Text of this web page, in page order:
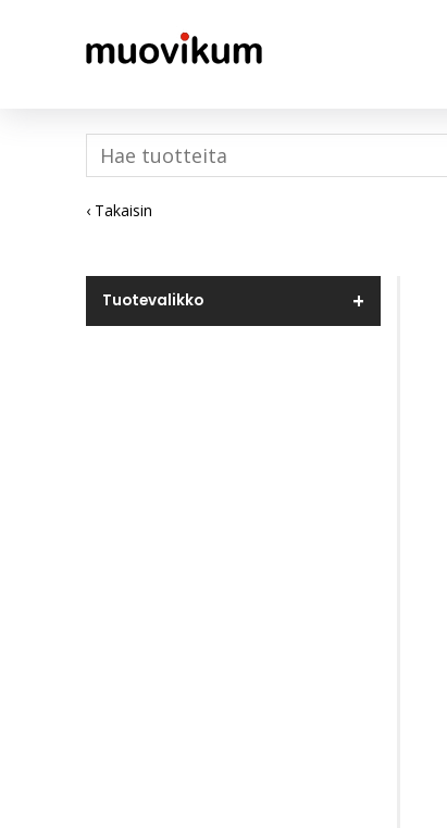
‹ Takaisin
Tuotevalikko